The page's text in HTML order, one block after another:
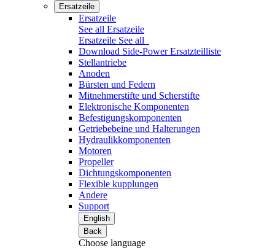
Ersatzeile
Ersatzeile
See all Ersatzeile
Ersatzeile See all
Download Side-Power Ersatzteilliste
Stellantriebe
Anoden
Bürsten und Federn
Mitnehmerstifte und Scherstifte
Elektronische Komponenten
Befestigungskomponenten
Getriebebeine und Halterungen
Hydraulikkomponenten
Motoren
Propeller
Dichtungskomponenten
Flexible kupplungen
Andere
Support
English
Back
Choose language